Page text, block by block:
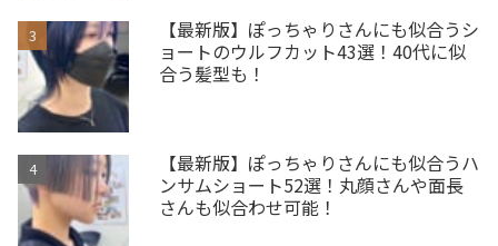
【最新版】ぽっちゃりさんにも似合うシ
ョートのウルフカット43選！40代に似
合う髪型も！
【最新版】ぽっちゃりさんにも似合うハ
ンサムショート52選！丸顔さんや面長
さんも似合わせ可能！